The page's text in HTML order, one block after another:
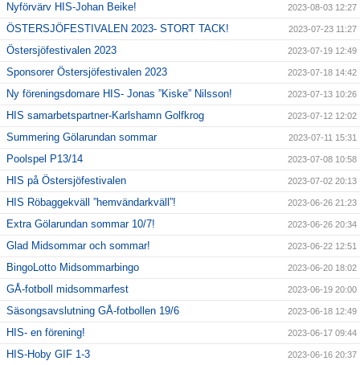
Nyförvärv HIS-Johan Beike! 2023-08-03 12:27
ÖSTERSJÖFESTIVALEN 2023- STORT TACK! 2023-07-23 11:27
Östersjöfestivalen 2023 2023-07-19 12:49
Sponsorer Östersjöfestivalen 2023 2023-07-18 14:42
Ny föreningsdomare HIS- Jonas ”Kiske” Nilsson! 2023-07-13 10:26
HIS samarbetspartner-Karlshamn Golfkrog 2023-07-12 12:02
Summering Gölarundan sommar 2023-07-11 15:31
Poolspel P13/14 2023-07-08 10:58
HIS på Östersjöfestivalen 2023-07-02 20:13
HIS Röbaggekväll ”hemvändarkväll”! 2023-06-26 21:23
Extra Gölarundan sommar 10/7! 2023-06-26 20:34
Glad Midsommar och sommar! 2023-06-22 12:51
BingoLotto Midsommarbingo 2023-06-20 18:02
GÅ-fotboll midsommarfest 2023-06-19 20:00
Säsongsavslutning GÅ-fotbollen 19/6 2023-06-18 12:49
HIS- en förening! 2023-06-17 09:44
HIS-Hoby GIF 1-3 2023-06-16 20:37